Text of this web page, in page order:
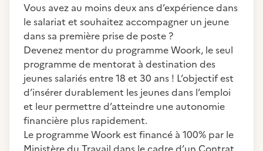
Vous avez au moins deux ans d’expérience dans
le salariat et souhaitez accompagner un jeune
dans sa première prise de poste ?
Devenez mentor du programme Woork, le seul
programme de mentorat à destination des
jeunes salariés entre 18 et 30 ans ! L’objectif est
d’insérer durablement les jeunes dans l’emploi
et leur permettre d’atteindre une autonomie
financière plus rapidement.
Le programme Woork est financé à 100% par le